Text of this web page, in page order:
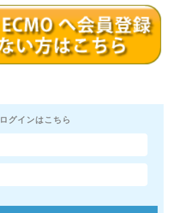
ログインはこちら